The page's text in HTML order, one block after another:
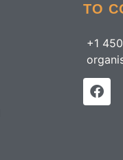
TO
+1